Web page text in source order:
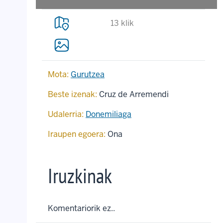
13 klik
Mota: Gurutzea
Beste izenak: Cruz de Arremendi
Udalerria: Donemiliaga
Iraupen egoera: Ona
Iruzkinak
Komentariorik ez..